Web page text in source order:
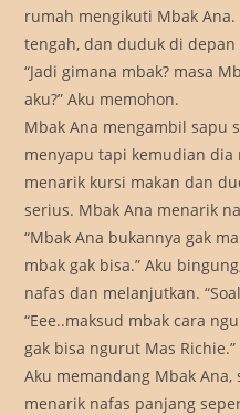
rumah mengikuti Mbak
tengah, dan duduk di depan
“Jadi gimana mbak? masa
aku?” Aku memohon.
Mbak Ana mengambil sapu
menyapu tapi kemudian
menarik kursi makan dan
serius. Mbak Ana menarik
“Mbak Ana bukannya gak
mbak gak bisa.” Aku
nafas dan melanjutkan.
“Eee..maksud mbak cara
gak bisa ngurut Mas Richie.”
Aku memandang Mbak
menarik nafas panjang